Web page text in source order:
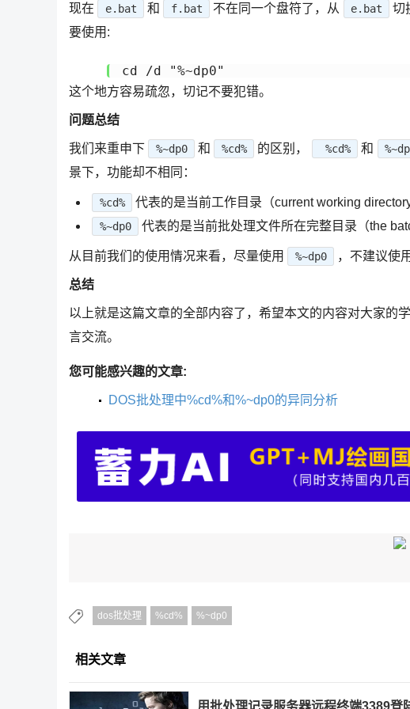
现在 e.bat 和 f.bat 不在同一个盘符了，从 e.bat 切
要使用:
cd /d "%~dp0"
这个地方容易疏忽，切记不要犯错。
问题总结
我们来重申下 %~dp0 和 %cd% 的区别， %cd% 和
景下，功能却不相同：
%cd% 代表的是当前工作目录（current working
%~dp0 代表的是当前批处理文件所在完整目录（the
从目前我们的使用情况来看，尽量使用 %~dp0 ，不建议使用
总结
以上就是这篇文章的全部内容了，希望本文的内容对大家的
言交流。
您可能感兴趣的文章:
DOS批处理中%cd%和%~dp0的异同分析
dos批处理 %cd% %~dp0
相关文章